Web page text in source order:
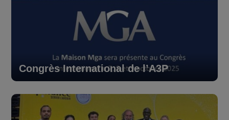
Congrès International de l’A3P